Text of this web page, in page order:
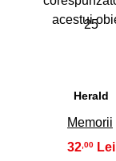
25
Herald
Memorii
32,00